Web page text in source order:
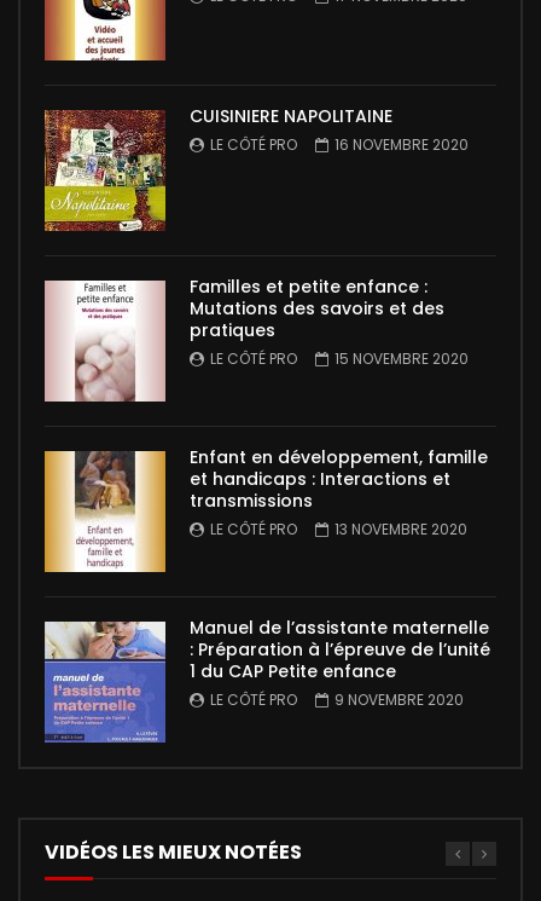
CUISINIERE NAPOLITAINE
LE CÔTÉ PRO 16 NOVEMBRE 2020
Familles et petite enfance :
Mutations des savoirs et des
pratiques
LE CÔTÉ PRO 15 NOVEMBRE 2020
Enfant en développement, famille
et handicaps : Interactions et
transmissions
LE CÔTÉ PRO 13 NOVEMBRE 2020
Manuel de l’assistante maternelle
: Préparation à l’épreuve de l’unité
1 du CAP Petite enfance
LE CÔTÉ PRO 9 NOVEMBRE 2020
VIDÉOS LES MIEUX NOTÉES